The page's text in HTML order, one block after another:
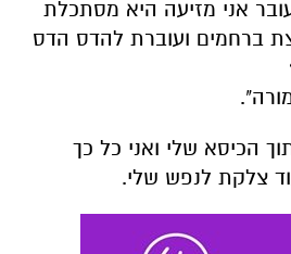
אני מזיעה היא מסתכלת
ברחמים ועוברת להדס הדס
הכיסא שלי ואני כל כך
צלקת לנפש שלי.